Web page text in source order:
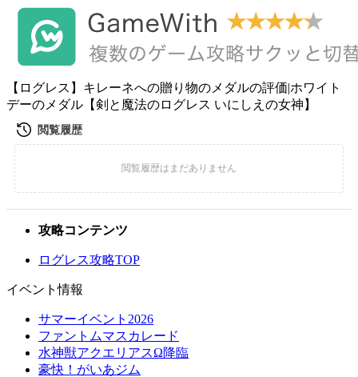
【ログレス】キレーネへの贈り物のメダルの評価|ホワイト
デーのメダル【剣と魔法のログレス いにしえの女神】
攻略コンテンツ
ログレス攻略TOP
イベント情報
サマーイベント2026
ファントムマスカレード
水神獣アクエリアスΩ降臨
豪快！がいあジム